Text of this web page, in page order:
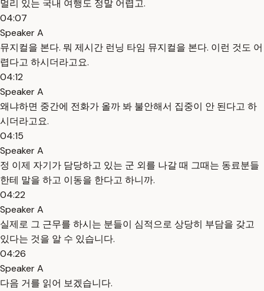
멀리 있는 국내 여행도 정말 어렵고.
04:07
Speaker A
뮤지컬을 본다. 뭐 제시간 런닝 타임 뮤지컬을 본다. 이런 것도 어
렵다고 하시더라고요.
04:12
Speaker A
왜냐하면 중간에 전화가 올까 봐 불안해서 집중이 안 된다고 하
시더라고요.
04:15
Speaker A
정 이제 자기가 담당하고 있는 군 외를 나갈 때 그때는 동료분들
한테 말을 하고 이동을 한다고 하니까.
04:22
Speaker A
실제로 그 근무를 하시는 분들이 심적으로 상당히 부담을 갖고
있다는 것을 알 수 있습니다.
04:26
Speaker A
다음 거를 읽어 보겠습니다.